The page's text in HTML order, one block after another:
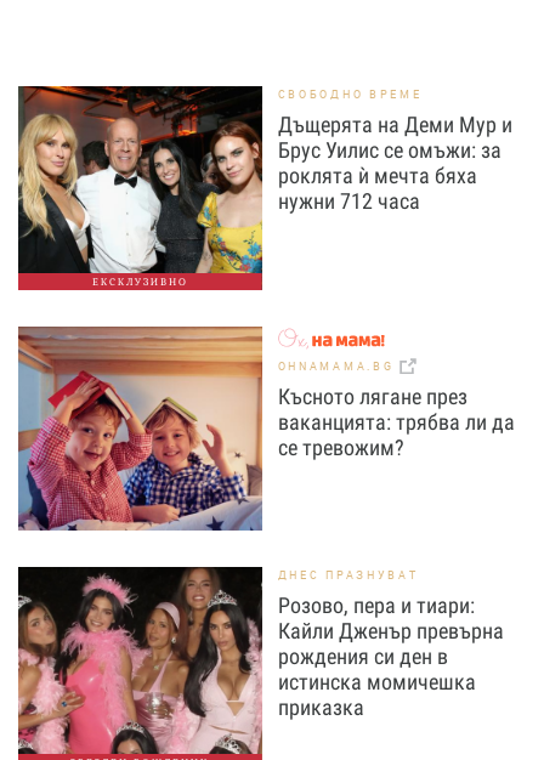
ЕКСКЛУЗИВНО
СВОБОДНО ВРЕМЕ
Дъщерята на Деми Мур и
Брус Уилис се омъжи: за
роклята ѝ мечта бяха
нужни 712 часа
OHNAMAMA.BG
Късното лягане през
ваканцията: трябва ли да
се тревожим?
ДНЕС ПРАЗНУВАТ
Розово, пера и тиари:
Кайли Дженър превърна
рождения си ден в
истинска момичешка
приказка